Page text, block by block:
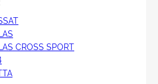
CROSS SPORT